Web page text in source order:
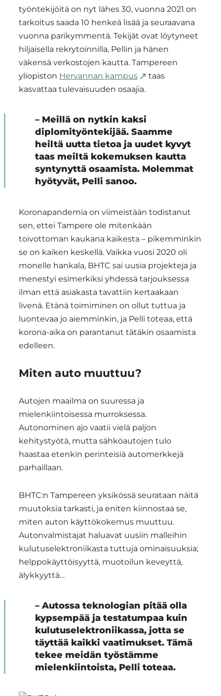
työntekijöitä on nyt lähes 30, vuonna 2021 on
tarkoitus saada 10 henkeä lisää ja seuraavana
vuonna parikymmentä. Tekijät ovat löytyneet
hiljaisella rekrytoinnilla, Pellin ja hänen
väkensä verkostojen kautta. Tampereen
yliopiston Hervannan kampus
taas
kasvattaa tulevaisuuden osaajia.
– Meillä on nytkin kaksi
diplomityöntekijää. Saamme
heiltä uutta tietoa ja uudet kyvyt
taas meiltä kokemuksen kautta
syntynyttä osaamista. Molemmat
hyötyvät, Pelli sanoo.
Koronapandemia on viimeistään todistanut
sen, ettei Tampere ole mitenkään
toivottoman kaukana kaikesta – pikemminkin
se on kaiken keskellä. Vaikka vuosi 2020 oli
monelle hankala, BHTC sai uusia projekteja ja
menestyi esimerkiksi yhdessä tarjouksessa
ilman että asiakasta tavattiin kertaakaan
livenä. Etänä toimiminen on ollut tuttua ja
luontevaa jo aiemminkin, ja Pelli toteaa, että
korona-aika on parantanut tätäkin osaamista
edelleen.
Miten auto muuttuu?
Autojen maailma on suuressa ja
mielenkiintoisessa murroksessa.
Autonominen ajo vaatii vielä paljon
kehitystyötä, mutta sähköautojen tulo
haastaa etenkin perinteisiä automerkkejä
parhaillaan.
BHTC:n Tampereen yksikössä seurataan näitä
muutoksia tarkasti, ja eniten kiinnostaa se,
miten auton käyttökokemus muuttuu.
Autonvalmistajat haluavat uusiin malleihin
kulutuselektroniikasta tuttuja ominaisuuksia;
helppokäyttöisyyttä, muotoilun keveyttä,
älykkyyttä…
– Autossa teknologian pitää olla
kypsempää ja testatumpaa kuin
kulutuselektroniikassa, jotta se
täyttää kaikki vaatimukset. Tämä
tekee meidän työstämme
mielenkiintoista, Pelli toteaa.